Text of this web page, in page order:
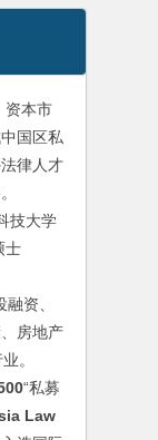
资本市
国区私
律人才
技大学
士
资、
房地产
。
“私募
Law